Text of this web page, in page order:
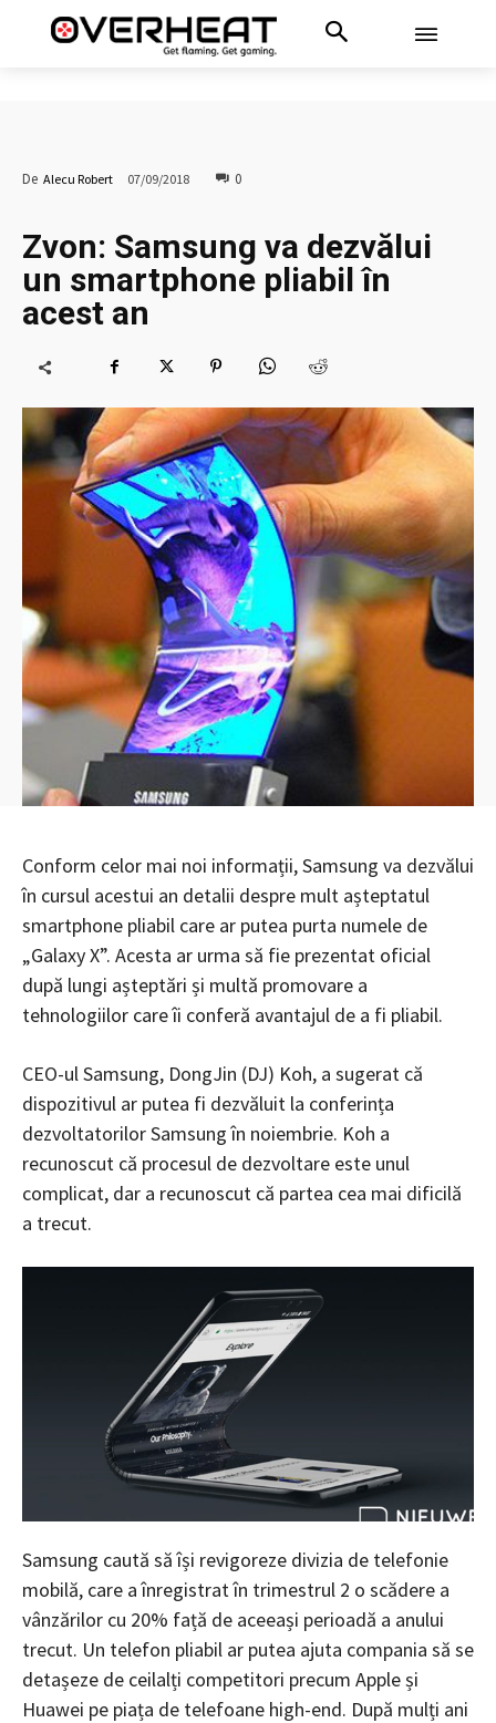
De Alecu Robert 07/09/2018 0
Zvon: Samsung va dezvălui
un smartphone pliabil în
acest an
Conform celor mai noi informații, Samsung va dezvălui
în cursul acestui an detalii despre mult așteptatul
smartphone pliabil care ar putea purta numele de
„Galaxy X”. Acesta ar urma să fie prezentat oficial
după lungi așteptări și multă promovare a
tehnologiilor care îi conferă avantajul de a fi pliabil.
CEO-ul Samsung, DongJin (DJ) Koh, a sugerat că
dispozitivul ar putea fi dezvăluit la conferința
dezvoltatorilor Samsung în noiembrie. Koh a
recunoscut că procesul de dezvoltare este unul
complicat, dar a recunoscut că partea cea mai dificilă
a trecut.
Samsung caută să își revigoreze divizia de telefonie
mobilă, care a înregistrat în trimestrul 2 o scădere a
vânzărilor cu 20% față de aceeași perioadă a anului
trecut. Un telefon pliabil ar putea ajuta compania să se
detașeze de ceilalți competitori precum Apple și
Huawei pe piața de telefoane high-end. După mulți ani